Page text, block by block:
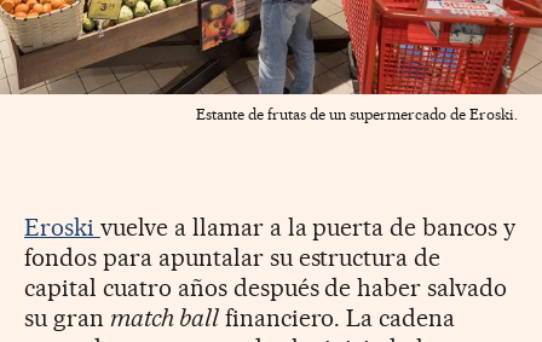
Estante de frutas de un supermercado de Eroski.
Eroski vuelve a llamar a la puerta de bancos y
fondos para apuntalar su estructura de
capital cuatro años después de haber salvado
su gran match ballfinanciero. La cadena